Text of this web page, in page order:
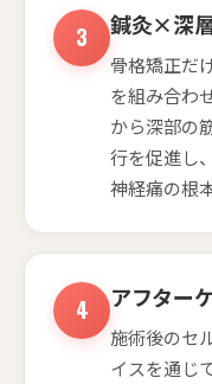
鍼灸×深
骨格矯正だ
を組み合わ
から深部の
行を促進し
神経痛の根
アフター
施術後のセ
イスを通じ